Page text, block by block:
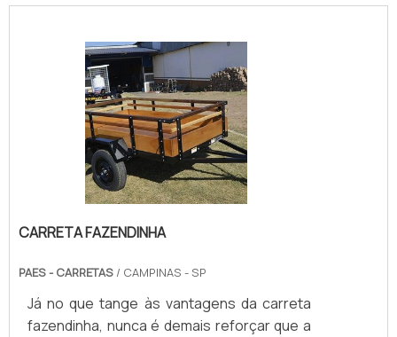
seus benefícios. Em segundo plano é
mas como citado anteriormente ele pode
se relacionar positivamente.BENEFÍCIOS
PRESENTES NO EQUIPAMENTOAs carretas
são consideradas produtos com um alto
índice de uso, que podem se aplicar a
nichos variados co.
CARRETA FAZENDINHA
PAES - CARRETAS / CAMPINAS - SP
Já no que tange às vantagens da carreta
fazendinha, nunca é demais reforçar que a